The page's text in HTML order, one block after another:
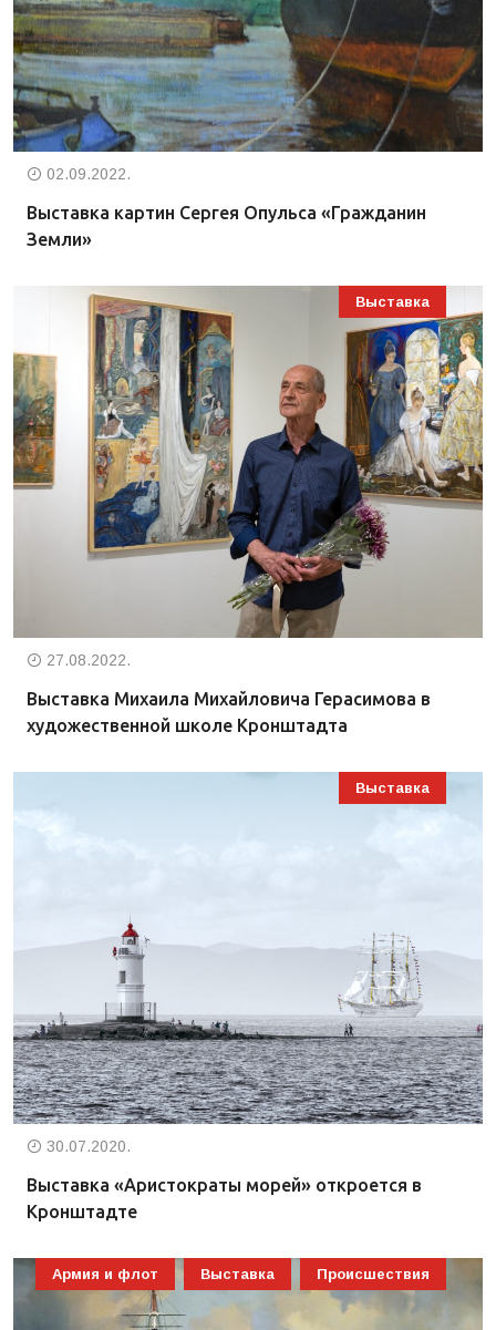
02.09.2022.
Выставка картин Сергея Опульса «Гражданин
Земли»
Выставка
27.08.2022.
Выставка Михаила Михайловича Герасимова в
художественной школе Кронштадта
Выставка
30.07.2020.
Выставка «Аристократы морей» откроется в
Кронштадте
Армия и флот Выставка Происшествия